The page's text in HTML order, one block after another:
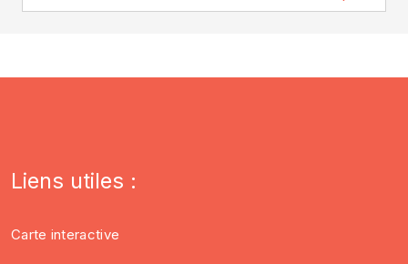
Liens utiles :
Carte interactive